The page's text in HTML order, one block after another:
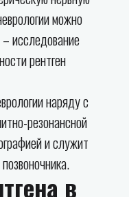
можно
исследование
рентген
наряду с
резонансной
и служит
в